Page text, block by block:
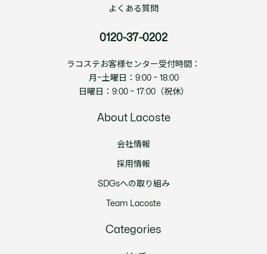
よくある質問
0120-37-0202
ラコステお客様センター受付時間：
月~土曜日：9:00 ~ 18:00
日曜日：9:00 ~ 17:00（祝休）
About Lacoste
会社情報
採用情報
SDGsへの取り組み
Team Lacoste
Categories